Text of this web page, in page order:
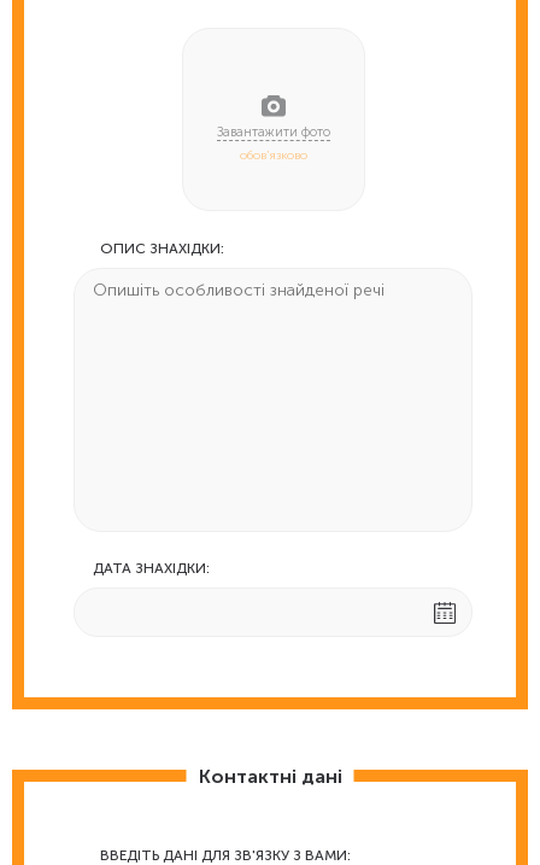
обов'язково
ОПИС ЗНАХІДКИ:
ДАТА ЗНАХІДКИ:
Контактні дані
ВВЕДІТЬ ДАНІ ДЛЯ ЗВ'ЯЗКУ З ВАМИ: